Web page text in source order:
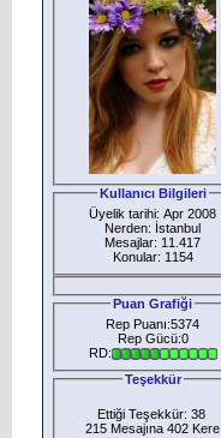
Kullanıcı Bilgileri
Üyelik tarihi: Apr 2008
Nerden: İstanbul
Mesajlar: 11.417
Konular: 1154
Puan Grafiği
Rep Puanı:5374
Rep Gücü:0
RD:
Teşekkür
Ettiği Teşekkür: 38
215 Mesajına 402 Kere